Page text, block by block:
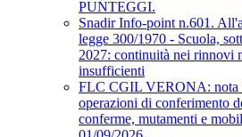
PUNTEGGI.
Snadir Info-point n.601.
legge 300/1970 - Scuola,
2027: continuità nei rinnovi
insufficienti
FLC CGIL VERONA:
operazioni di conferimento
conferme, mutamenti e